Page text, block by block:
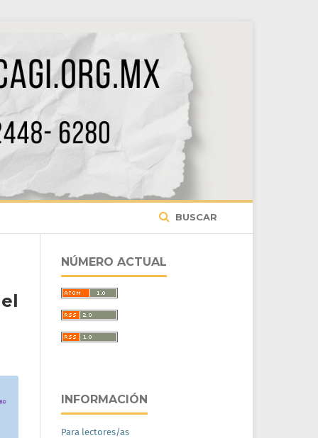
BUSCAR
NÚMERO ACTUAL
INFORMACIÓN
Para lectores/as